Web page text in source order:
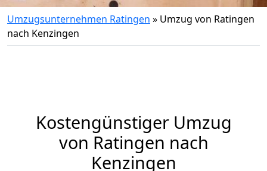
Umzugsunternehmen Ratingen » Umzug von Ratingen
nach Kenzingen
Kostengünstiger Umzug
von Ratingen nach
Kenzingen